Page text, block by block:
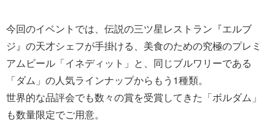
今回のイベントでは、伝説の三ツ星レストラン『エルブ
ジ』の天才シェフが手掛ける、美食のための究極のプレミ
アムビール「イネディット」と、同じブルワリーである
「ダム」の人気ラインナップからもう1種類。
世界的な品評会でも数々の賞を受賞してきた「ボルダム」
も数量限定でご用意。